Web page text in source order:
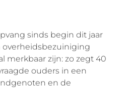
sinds begin dit jaar
overheidsbezuiniging
merkbaar zijn: zo zegt 40
ouders in een
en de